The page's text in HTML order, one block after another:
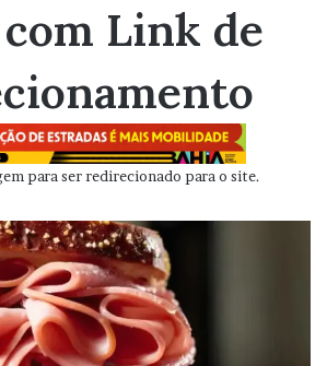
Link de
para ser redirecionado para o site.